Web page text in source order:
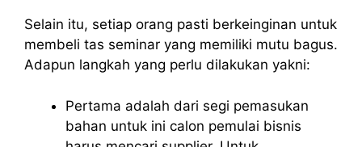
Selain itu, setiap orang pasti berkeinginan untuk
membeli tas seminar yang memiliki mutu bagus.
Adapun langkah yang perlu dilakukan yakni:
Pertama adalah dari segi pemasukan
bahan untuk ini calon pemulai bisnis